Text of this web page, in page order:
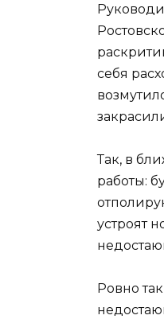
себя
Так, в
работы:
устроят
Ровно